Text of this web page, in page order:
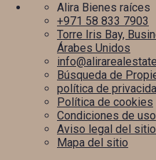
Alira Bienes raíces
+971 58 833 7903
Torre Iris Bay,
Árabes Unidos
Búsqueda de
política de
Política de cookies
Condiciones de uso
Aviso legal del
Mapa del sitio